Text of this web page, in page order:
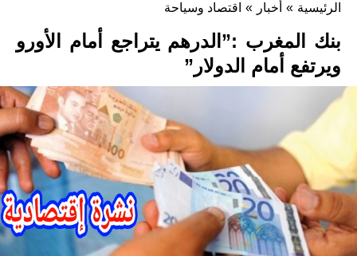
الرئيسية » أخبار » اقتصاد وسياحة
بنك المغرب :”الدرهم يتراجع أمام الأورو
ويرتفع أمام الدولار”